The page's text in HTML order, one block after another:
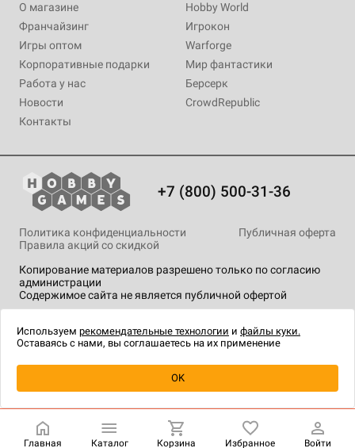
Уведомить о наличии
О магазине
Франчайзинг
Игры оптом
Корпоративные подарки
Работа у нас
Новости
Контакты
Hobby World
Игрокон
Warforge
Мир фантастики
Берсерк
CrowdRepublic
+7 (800) 500-31-36
Копирование материалов разрешено только по согласию
администрации
Содержимое сайта не является публичной офертой
Политика конфиденциальности
Публичная оферта
Правила акций со скидкой
технологии.
Главная Каталог Корзина Избранное Войти
Используем рекомендательные технологии и файлы куки.
Оставаясь с нами, вы соглашаетесь на их применение
OK